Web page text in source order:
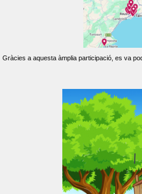
Gràcies a aquesta àmplia participació, es va